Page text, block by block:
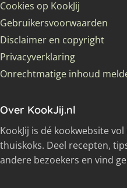
Cookies op KookJij
Gebruikersvoorwaarden
Disclaimer en copyright
Privacyverklaring
Onrechtmatige inhoud
Over KookJij.nl
KookJij is dé kookwebsite
thuiskoks. Deel recepten,
andere bezoekers en vind